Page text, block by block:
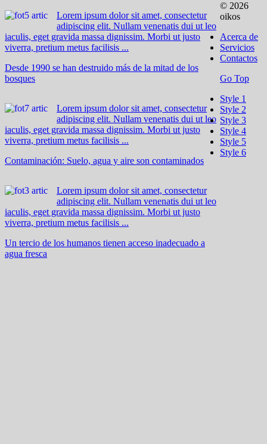
Lorem ipsum dolor sit amet, consectetur
adipiscing elit. Nullam venenatis dui ut leo
iaculis, eget gravida massa dignissim. Morbi ut justo
viverra, pretium metus facilisis ...
Desde 1990 se han destruido más de la mitad de los
bosques
Lorem ipsum dolor sit amet, consectetur
adipiscing elit. Nullam venenatis dui ut leo
iaculis, eget gravida massa dignissim. Morbi ut justo
viverra, pretium metus facilisis ...
Contaminación: Suelo, agua y aire son contaminados
Lorem ipsum dolor sit amet, consectetur
adipiscing elit. Nullam venenatis dui ut leo
iaculis, eget gravida massa dignissim. Morbi ut justo
viverra, pretium metus facilisis ...
Un tercio de los humanos tienen acceso inadecuado a
agua fresca
© 2026
oikos
Acerca de
Servicios
Contactos
Go Top
Style 1
Style 2
Style 3
Style 4
Style 5
Style 6